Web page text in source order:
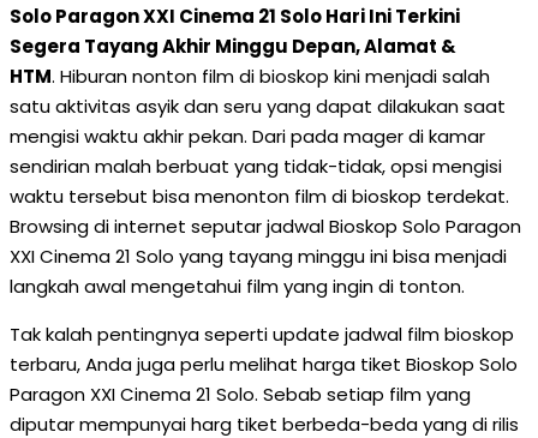
Solo Paragon XXI Cinema 21 Solo Hari Ini Terkini
Segera Tayang Akhir Minggu Depan, Alamat &
HTM. Hiburan nonton film di bioskop kini menjadi salah
satu aktivitas asyik dan seru yang dapat dilakukan saat
mengisi waktu akhir pekan. Dari pada mager di kamar
sendirian malah berbuat yang tidak-tidak, opsi mengisi
waktu tersebut bisa menonton film di bioskop terdekat.
Browsing di internet seputar jadwal Bioskop Solo Paragon
XXI Cinema 21 Solo yang tayang minggu ini bisa menjadi
langkah awal mengetahui film yang ingin di tonton.
Tak kalah pentingnya seperti update jadwal film bioskop
terbaru, Anda juga perlu melihat harga tiket Bioskop Solo
Paragon XXI Cinema 21 Solo. Sebab setiap film yang
diputar mempunyai harg tiket berbeda-beda yang di rilis